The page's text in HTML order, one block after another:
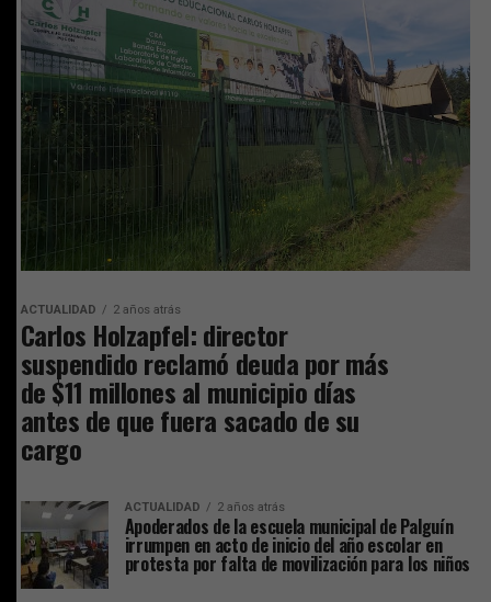
ACTUALIDAD 2 años atrás
Carlos Holzapfel: director
suspendido reclamó deuda por más
de $11 millones al municipio días
antes de que fuera sacado de su
cargo
ACTUALIDAD 2 años atrás
Apoderados de la escuela municipal de Palguín
irrumpen en acto de inicio del año escolar en
protesta por falta de movilización para los niños